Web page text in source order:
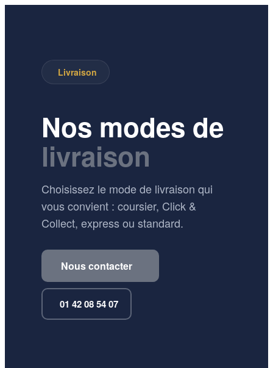
Livraison
Nos modes de
livraison
Choisissez le mode de livraison qui
vous convient : coursier, Click &
Collect, express ou standard.
Nous contacter
01 42 08 54 07